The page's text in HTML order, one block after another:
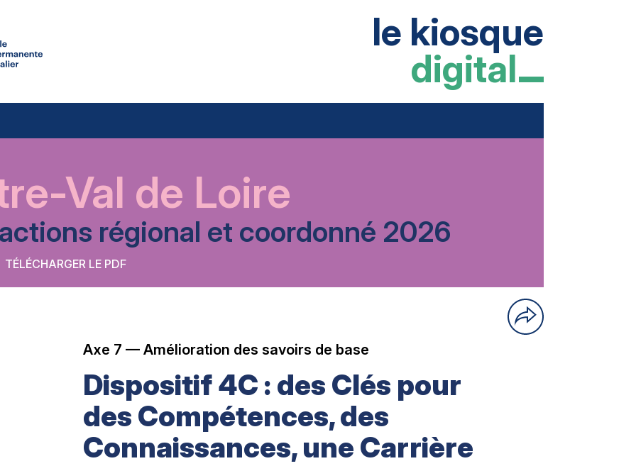
le kiosque
digital
Val de Loire
régional et coordonné 2026
TÉLÉCHARGER LE PDF
Axe 7 — Amélioration des savoirs de base
Dispositif 4C : des Clés pour
des Compétences, des
Connaissances, une Carrière